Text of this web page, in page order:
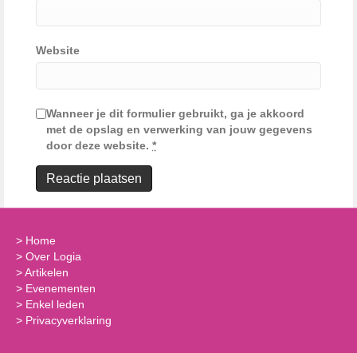
Website
Wanneer je dit formulier gebruikt, ga je akkoord
met de opslag en verwerking van jouw gegevens
door deze website. *
> Home
> Over Logia
>Artikelen
> Evenementen
> Enkel leden
> Privacyverklaring